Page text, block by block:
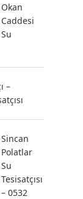
Okan
Caddesi
Su
–
Sincan
Polatlar
Su
Tesisatçısı
– 0532